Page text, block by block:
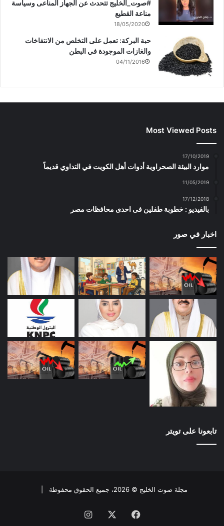
#صوت_الخليج تتحدث عن الجهاز المناعى وسياسة
مناعة القطيع
18/05/2020
حبة البركة: تعمل على التخلص من الانتفاخات
والغازات الموجودة في البطن
04/11/2016
Most Viewed Posts
17/10/2019
موارد البيئة الصحراوية أدوات أهل الكويت في التداوي قديماً
11/05/2019
17/12/2018
بالفيديو : خطوبة طفلين فى احدى محافظات مصر
اخبار في صور
تابعونا على تويتر
مجلة صوت الخليج © 2026، جميع الحقوق محفوظة |
فيسبوك انستقرام